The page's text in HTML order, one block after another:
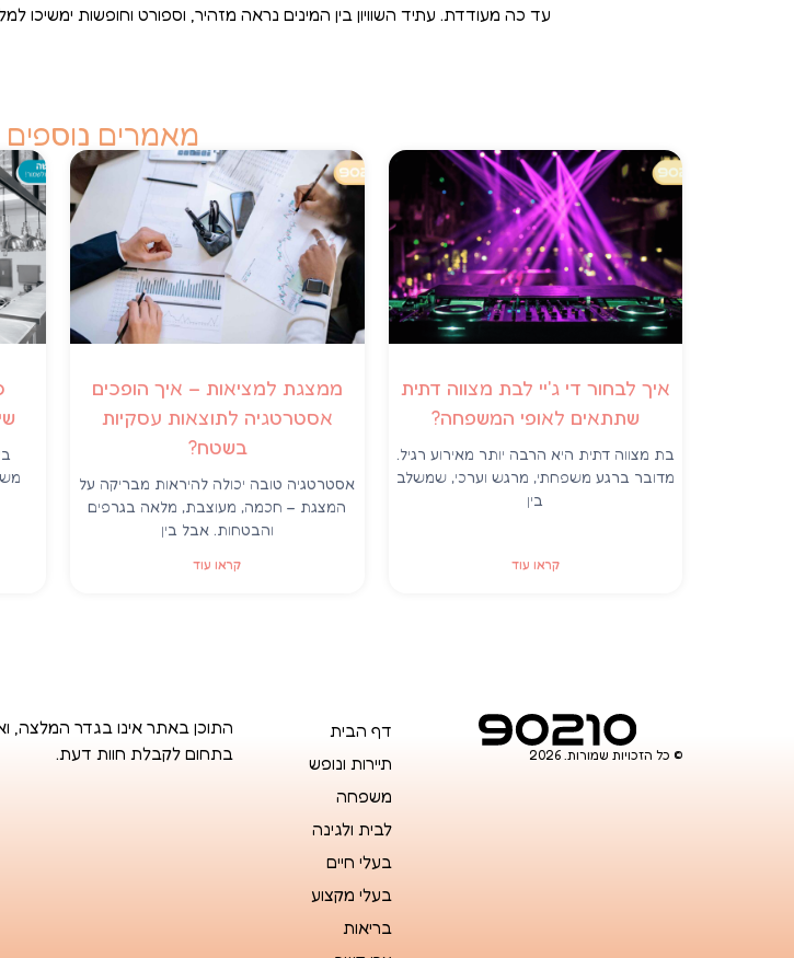
עד כה מעודדת. עתיד השוויון בין המינים נראה מזהיר, וספורט וחופשות ימשיכו
מאמרים
איך לבחור די ג'יי לבת מצווה דתית
שתתאים לאופי המשפחה?
בת מצווה דתית היא הרבה יותר מאירוע רגיל.
מדובר ברגע משפחתי, מרגש וערכי, שמשלב
בין
קראו עוד
ממצגת למציאות – איך הופכים
אסטרטגיה לתוצאות עסקיות
בשטח?
אסטרטגיה טובה יכולה להיראות מבריקה על
המצגת – חכמה, מעוצבת, מלאה בגרפים
והבטחות. אבל בין
קראו עוד
© כל הזכויות שמורות. 2026
דף הבית
תיירות ונופש
משפחה
לבית ולגינה
בעלי חיים
בעלי מקצוע
בריאות
התוכן באתר אינו בגדר המלצה,
בתחום לקבלת חוות דעת.